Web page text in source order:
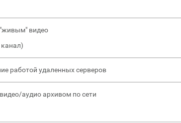
видео
работой удаленных серверов
аудио архивом по сети